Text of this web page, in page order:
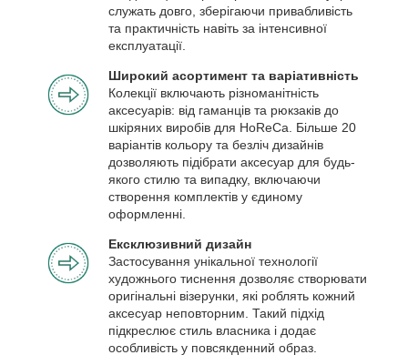
служать довго, зберігаючи привабливість
та практичність навіть за інтенсивної
експлуатації.
Широкий асортимент та варіативність
Колекції включають різноманітність
аксесуарів: від гаманців та рюкзаків до
шкіряних виробів для HoReCa. Більше 20
варіантів кольору та безліч дизайнів
дозволяють підібрати аксесуар для будь-
якого стилю та випадку, включаючи
створення комплектів у єдиному
оформленні.
Ексклюзивний дизайн
Застосування унікальної технології
художнього тиснення дозволяє створювати
оригінальні візерунки, які роблять кожний
аксесуар неповторним. Такий підхід
підкреслює стиль власника і додає
особливість у повсякденний образ.